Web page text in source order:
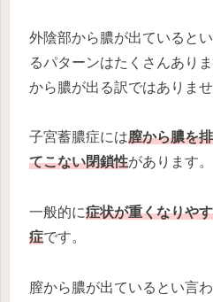
外陰部から膿が出ていると
るパターンはたくさんあり
から膿が出る訳ではありませ
子宮蓄膿症には膣から膿を
てこない閉鎖性があります。
一般的に症状が重くなりや
症です。
膣から膿が出ているとい言